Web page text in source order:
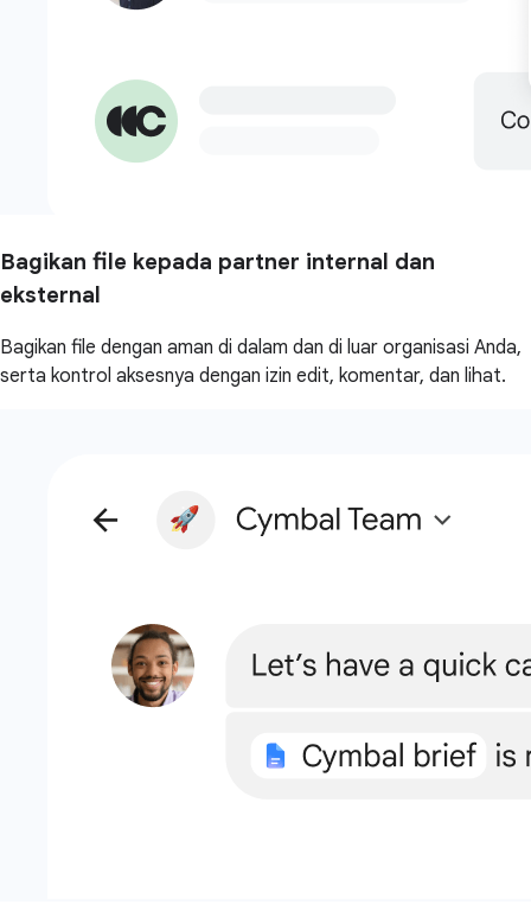
Bagikan file kepada partner internal dan
eksternal
Bagikan file dengan aman di dalam dan di luar organisasi Anda,
serta kontrol aksesnya dengan izin edit, komentar, dan lihat.